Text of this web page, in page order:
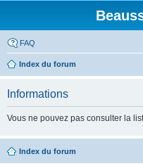
FAQ
Index du forum
Informations
Vous ne pouvez pas consulter la
Index du forum